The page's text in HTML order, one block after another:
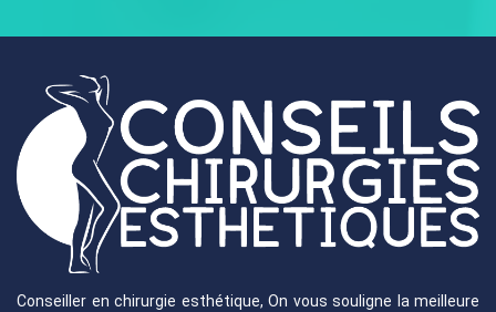
Conseiller en chirurgie esthétique, On vous souligne la meilleure